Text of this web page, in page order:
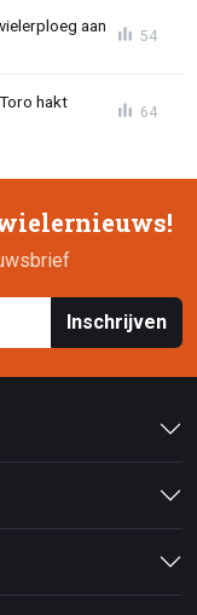
aan
54
hakt
64
Inschrijven